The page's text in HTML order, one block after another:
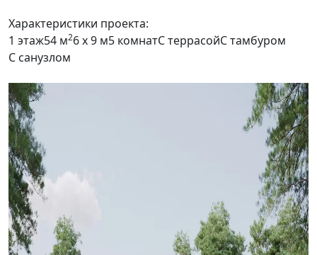
Характеристики проекта:
1 этаж54 м26 x 9 м5 комнатС террасойС тамбуром
С санузлом